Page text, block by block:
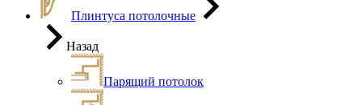
Плинтуса потолочные
Назад
Парящий потолок